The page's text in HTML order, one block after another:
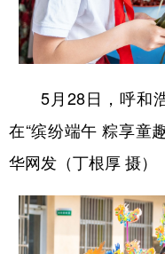
5月28日，呼和浩
在“缤纷端午 粽享童
华网发（丁根厚 摄）